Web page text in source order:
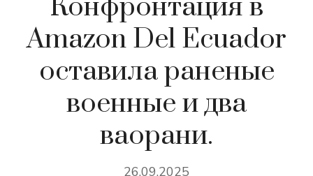
Конфронтация в
Amazon Del Ecuador
оставила раненые
военные и два
ваорани.
26.09.2025